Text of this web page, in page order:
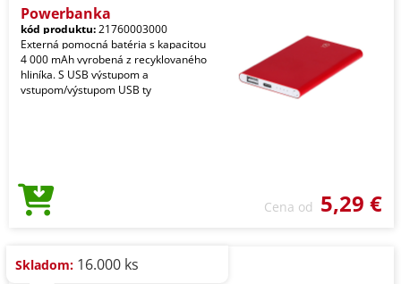
Powerbanka
kód produktu:21760003000
Externá pomocná batéria s kapacitou
4 000 mAh vyrobená z recyklovaného
hliníka. S USB výstupom a
vstupom/výstupom USB ty
Cena od 5,29 €
Skladom: 16.000 ks